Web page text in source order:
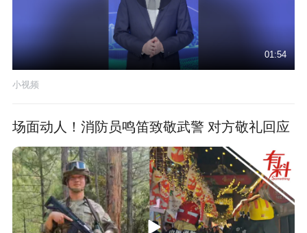
01:54
小视频
场面动人！消防员鸣笛致敬武警 对方敬礼回应